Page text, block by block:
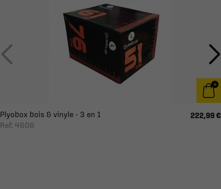
Plyobox bois & vinyle - 3 en 1
Ref: 4606
222,99 €